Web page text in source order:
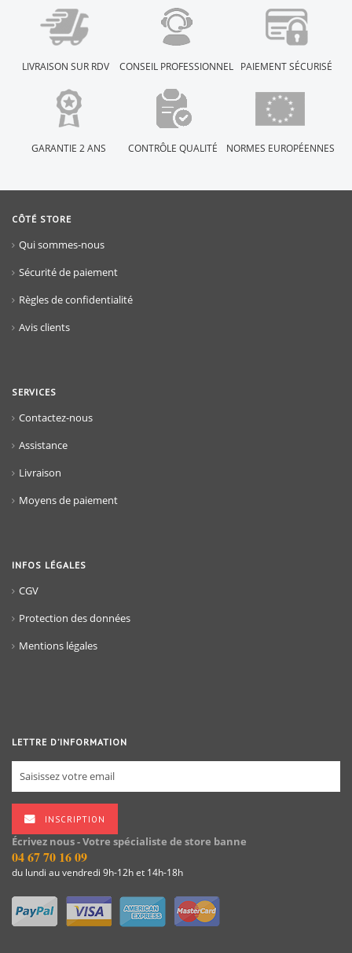
LIVRAISON SUR RDV CONSEIL PROFESSIONNEL PAIEMENT SÉCURISÉ
GARANTIE 2 ANS CONTRÔLE QUALITÉ NORMES EUROPÉENNES
CÔTÉ STORE
Qui sommes-nous
Sécurité de paiement
Règles de confidentialité
Avis clients
SERVICES
Contactez-nous
Assistance
Livraison
Moyens de paiement
INFOS LÉGALES
CGV
Protection des données
Mentions légales
LETTRE D’INFORMATION
INSCRIPTION
Écrivez nous - Votre spécialiste de store banne
04 67 70 16 09
du lundi au vendredi 9h-12h et 14h-18h